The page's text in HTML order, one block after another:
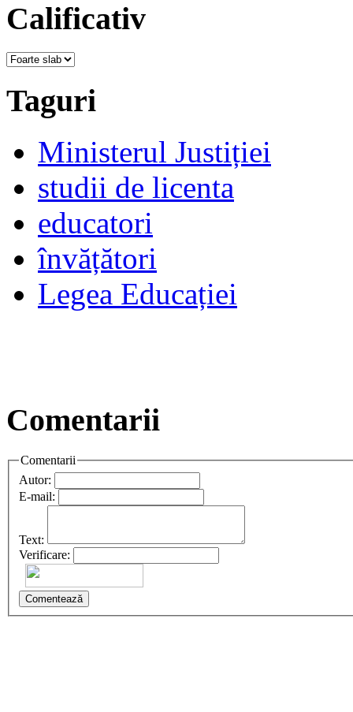
Calificativ
Taguri
Ministerul Justiției
studii de licenta
educatori
învățători
Legea Educației
Comentarii
Comentarii
Autor:
E-mail:
Text:
Verificare:
Comentează